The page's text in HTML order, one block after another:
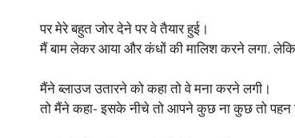
पर मेरे बहुत जोर देने पर वे तैयार हुई।
मैं बाम लेकर आया और कंधों की मालिश करने लगा.
मैंने ब्लाउज उतारने को कहा तो वे मना करने लगी।
तो मैंने कहा- इसके नीचे तो आपने कुछ ना कुछ तो पहन